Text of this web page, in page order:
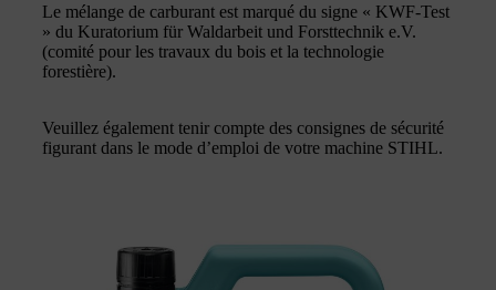
Le mélange de carburant est marqué du signe « KWF-Test
» du Kuratorium für Waldarbeit und Forsttechnik e.V.
(comité pour les travaux du bois et la technologie
forestière).
Veuillez également tenir compte des consignes de sécurité
figurant dans le mode d’emploi de votre machine STIHL.